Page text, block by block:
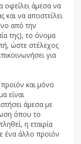
οφείλει άμεσα να
και να αποστείλει
από την
της), το όνομα
ώστε στέλεχος
για
και μόνο
είναι
άμεσα με
όπου το
η εταιρία
ένα άλλο προϊόν